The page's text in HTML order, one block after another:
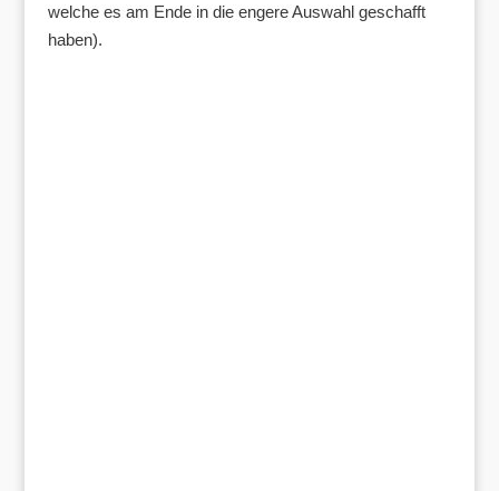
welche es am Ende in die engere Auswahl geschafft
haben).